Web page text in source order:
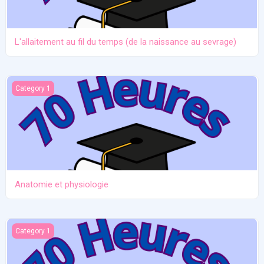
L'allaitement au fil du temps (de la naissance au sevrage)
Anatomie et physiologie
Category 1
Anatomie et physiologie
Ictère et hypoglycémie
Category 1